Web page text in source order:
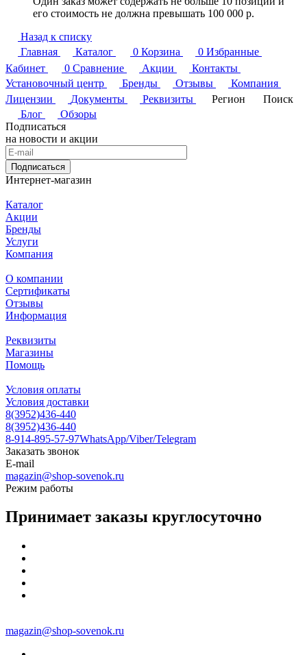
его стоимость не должна превышать 100 000 р.
Назад к списку
Главная
Каталог 0 Корзина 0 Избранные
Кабинет
0 Сравнение Акции
Контакты
Установочный центр
Бренды Отзывы
Компания
Лицензии
Документы Реквизиты Регион
Поиск
Блог
Обзоры
Подписаться
на новости и акции
Подписаться
Интернет-магазин
Каталог
Акции
Бренды
Услуги
Компания
О компании
Сертификаты
Отзывы
Информация
Реквизиты
Магазины
Помощь
Условия оплаты
Условия доставки
8(3952)436-440
8(3952)436-440
8-914-895-57-97WhatsApp/Viber/Telegram
Заказать звонок
E-mail
magazin@shop-sovenok.ru
Режим работы
Принимает заказы круглосуточно
magazin@shop-sovenok.ru